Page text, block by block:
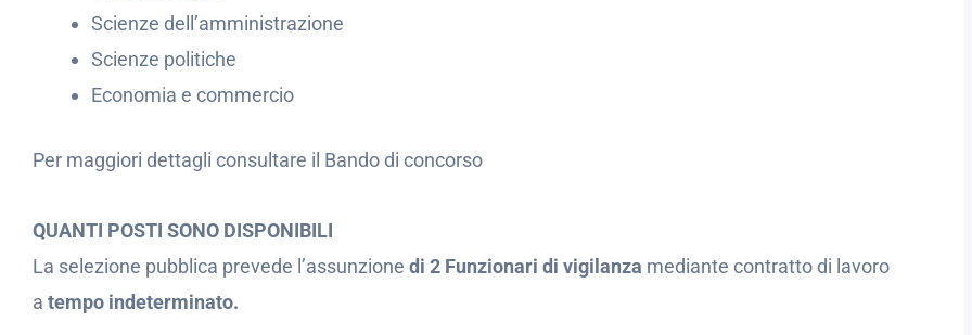
Scienze dell’amministrazione
Scienze politiche
Economia e commercio
Per maggiori dettagli consultare il Bando di concorso
QUANTI POSTI SONO DISPONIBILI
La selezione pubblica prevede l’assunzione di 2 Funzionari di vigilanza mediante contratto di lavoro
a tempo indeterminato.